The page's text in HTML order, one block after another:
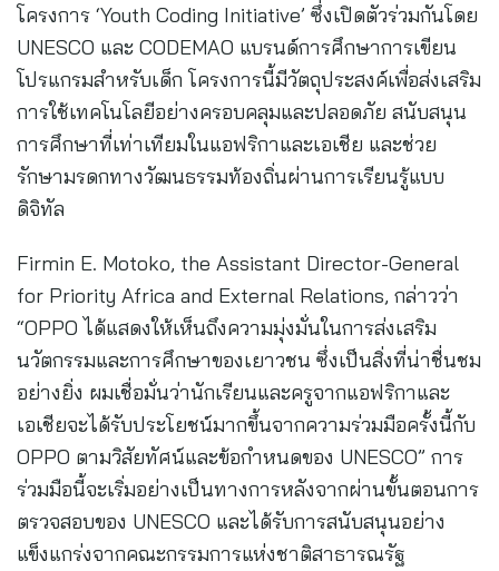
โครงการ ‘Youth Coding Initiative’ ซึ่งเปิดตัวร่วมกันโดย
UNESCO และ CODEMAO แบรนด์การศึกษาการเขียน
โปรแกรมสำหรับเด็ก โครงการนี้มีวัตถุประสงค์เพื่อส่งเสริม
การใช้เทคโนโลยีอย่างครอบคลุมและปลอดภัย สนับสนุน
การศึกษาที่เท่าเทียมในแอฟริกาและเอเชีย และช่วย
รักษามรดกทางวัฒนธรรมท้องถิ่นผ่านการเรียนรู้แบบ
ดิจิทัล
Firmin E. Motoko, the Assistant Director-General
for Priority Africa and External Relations, กล่าวว่า
“OPPO ได้แสดงให้เห็นถึงความมุ่งมั่นในการส่งเสริม
นวัตกรรมและการศึกษาของเยาวชน ซึ่งเป็นสิ่งที่น่าชื่นชม
อย่างยิ่ง ผมเชื่อมั่นว่านักเรียนและครูจากแอฟริกาและ
เอเชียจะได้รับประโยชน์มากขึ้นจากความร่วมมือครั้งนี้กับ
OPPO ตามวิสัยทัศน์และข้อกำหนดของ UNESCO” การ
ร่วมมือนี้จะเริ่มอย่างเป็นทางการหลังจากผ่านขั้นตอนการ
ตรวจสอบของ UNESCO และได้รับการสนับสนุนอย่าง
แข็งแกร่งจากคณะกรรมการแห่งชาติสาธารณรัฐ